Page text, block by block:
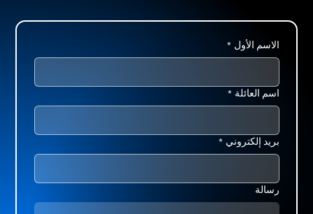
الاسم الأول *
اسم العائلة *
بريد إلكتروني *
رسالة